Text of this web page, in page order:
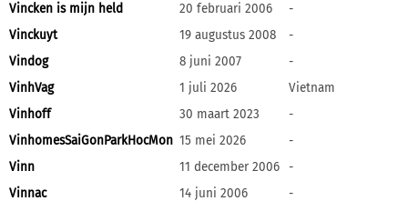
Vincken is mijn held
20 februari 2006
-
Vinckuyt
19 augustus 2008
-
Vindog
8 juni 2007
-
VinhVag
1 juli 2026
Vietnam
Vinhoff
30 maart 2023
-
VinhomesSaiGonParkHocMon 15 mei 2026
-
Vinn
11 december 2006 -
Vinnac
14 juni 2006
-